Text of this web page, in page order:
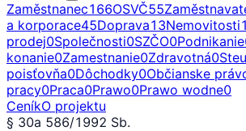
Zaměstnanec166OSVČ55
a korporace45Doprava13Nemovitosti
prodej0Společnosti0SZČO0Podnikanie
konanie0Zamestnanie0Zdravotná0
poisťovňa0Dôchodky0Občianske
pracy0Praca0Prawo0Prawo wodne0
CeníkO projektu
§ 30a 586/1992 Sb.